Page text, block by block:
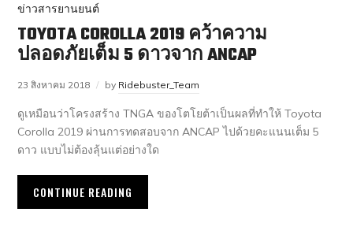
ข่าวสารยานยนต์
TOYOTA COROLLA 2019 คว้าความ
ปลอดภัยเต็ม 5 ดาวจาก ANCAP
23 สิงหาคม 2018 by Ridebuster_Team
ดูเหมือนว่าโครงสร้าง TNGA ของโตโยต้าเป็นผลที่ทำให้ Toyota
Corolla 2019 ผ่านการทดสอบจาก ANCAP ไปด้วยคะแนนเต็ม 5
ดาว แบบไม่ต้องลุ้นแต่อย่างใด
CONTINUE READING